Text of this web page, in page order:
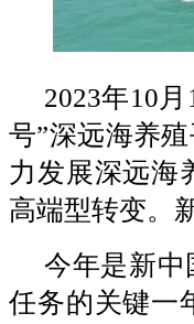
2023年10
号”深远海养
力发展深远海
高端型转变。
今年是新中
任务的关键一